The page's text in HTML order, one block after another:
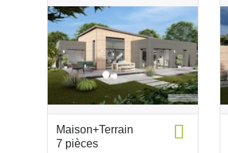
Maison+Terrain
7 pièces